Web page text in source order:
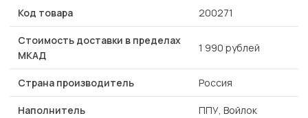
Код товара 200271
Стоимость доставки в пределах
МКАД
1 990 рублей
Страна производитель Россия
Наполнитель ППУ, Войлок